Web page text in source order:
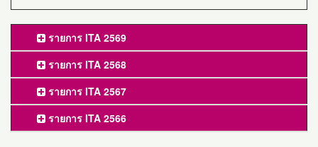
รายการ ITA 2569
รายการ ITA 2568
รายการ ITA 2567
รายการ ITA 2566